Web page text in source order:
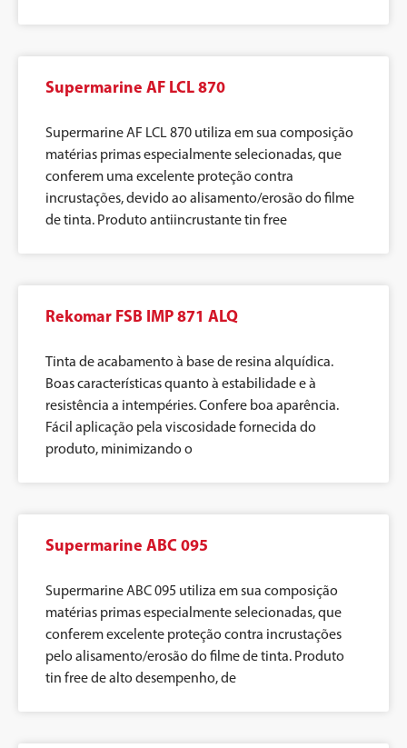
Supermarine AF LCL 870
Supermarine AF LCL 870 utiliza em sua composição
matérias primas especialmente selecionadas, que
conferem uma excelente proteção contra
incrustações, devido ao alisamento/erosão do filme
de tinta. Produto antiincrustante tin free
Rekomar FSB IMP 871 ALQ
Tinta de acabamento à base de resina alquídica.
Boas características quanto à estabilidade e à
resistência a intempéries. Confere boa aparência.
Fácil aplicação pela viscosidade fornecida do
produto, minimizando o
Supermarine ABC 095
Supermarine ABC 095 utiliza em sua composição
matérias primas especialmente selecionadas, que
conferem excelente proteção contra incrustações
pelo alisamento/erosão do filme de tinta. Produto
tin free de alto desempenho, de